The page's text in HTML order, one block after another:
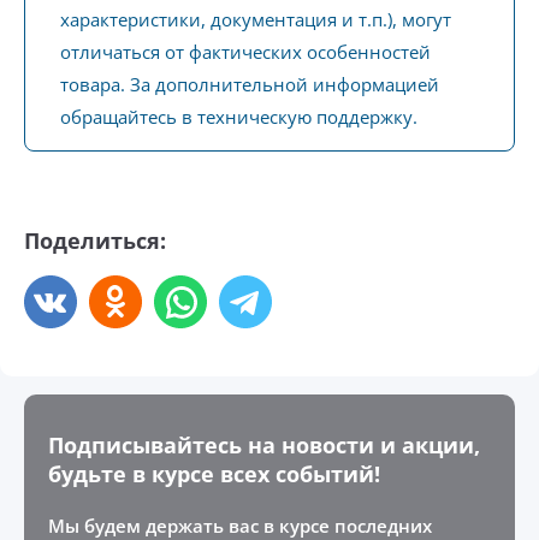
характеристики, документация и т.п.), могут
отличаться от фактических особенностей
товара. За дополнительной информацией
обращайтесь в техническую поддержку.
Поделиться:
Подписывайтесь на новости и акции,
будьте в курсе всех событий!
Мы будем держать вас в курсе последних